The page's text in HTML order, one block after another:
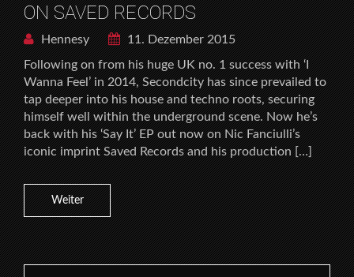
ON SAVED RECORDS
Hennesy
11. Dezember 2015
Following on from his huge UK no. 1 success with ‘I
Wanna Feel’ in 2014, Secondcity has since prevailed to
tap deeper into his house and techno roots, securing
himself well within the underground scene. Now he’s
back with his ‘Say It’ EP out now on Nic Fanciulli’s
iconic imprint Saved Records and his production […]
Weiter
Search for: